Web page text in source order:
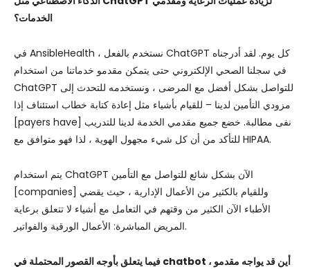
الخدمات؟
في AnsibleHealth ، نستخدم بالفعل ChatGPT كل يوم. لقد أدرجناه
في سجلنا الصحي الإلكتروني حتى يتمكن مقدمو خدماتنا من استخدام
ChatGPT للتواصل بشكل أفضل مع المرضى ، ونستخدمه للتحدث إلى
مزودي التأمين لدينا – للقيام بأشياء مثل إعادة كتابة خطاب استئناف إذا
[payers have] نفى مطالبة. خضع جميع مقدمي الخدمة لدينا للتدريب
للتأكد من أن كل شيء مجهول الهوية ، لذا فهو متوافق مع HIPAA.
يتم استخدام ChatGPT الآن بشكل شائع للتواصل مع التأمين
[companies] وللقيام بالكثير من الأعمال الإدارية ، حيث يقضي
الأطباء الآن الكثير من وقتهم في التعامل مع أشياء لا تتعلق برعاية
المريض المباشرة: الأعمال الورقية والفواتير.
فيما يتعلق بأوجه القصور المحتملة في chatbot ، أين قد يواجه مقدمو